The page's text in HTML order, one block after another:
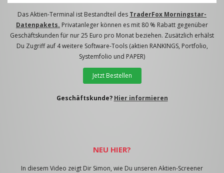
Das Aktien-Terminal ist Bestandteil des TraderFox Morningstar-
Datenpakets. Privatanleger können es mit 80 % Rabatt gegenüber
Geschäftskunden für nur 25 Euro pro Monat beziehen. Zusätzlich erhälst
Du Zugriff auf 4 weitere Software-Tools (aktien RANKINGS, Portfolio,
Systemfolio und PAPER)
Jetzt Bestellen
Geschäftskunde? Hier informieren
NEU HIER?
In diesem Video zeigt Dir Simon, wie Du unseren Aktien-Screener